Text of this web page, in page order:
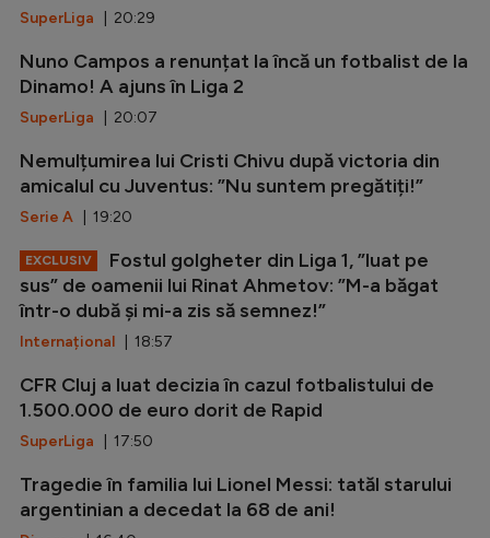
SuperLiga | 20:29
Nuno Campos a renunțat la încă un fotbalist de la
Dinamo! A ajuns în Liga 2
SuperLiga | 20:07
Nemulțumirea lui Cristi Chivu după victoria din
amicalul cu Juventus: ”Nu suntem pregătiți!”
Serie A | 19:20
EXCLUSIV
Fostul golgheter din Liga 1, ”luat pe
sus” de oamenii lui Rinat Ahmetov: ”M-a băgat
într-o dubă și mi-a zis să semnez!”
Internațional | 18:57
CFR Cluj a luat decizia în cazul fotbalistului de
1.500.000 de euro dorit de Rapid
SuperLiga | 17:50
Tragedie în familia lui Lionel Messi: tatăl starului
argentinian a decedat la 68 de ani!